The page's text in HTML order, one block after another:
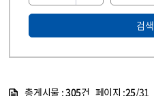
검색
총게시물 :305건 페이지 :25/31